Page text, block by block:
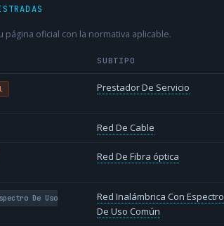
página oficial con la normativa aplicable.
SUBTIPO
Prestador De Servicio
Red De Cable
Red De Fibra óptica
De Uso
Red Inalámbrica Con Espectro
De Uso Común